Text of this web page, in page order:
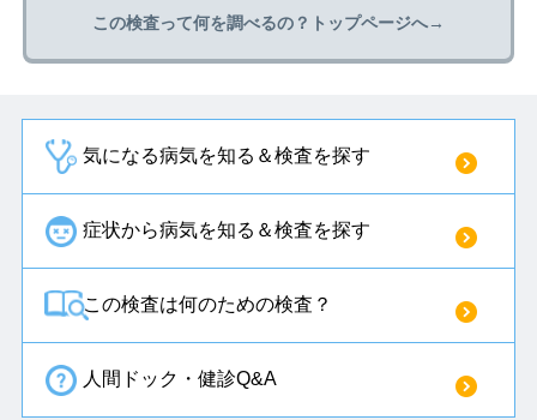
この検査って何を調べるの？トップページへ→
気になる病気を知る＆検査を探す
症状から病気を知る＆検査を探す
この検査は何のための検査？
人間ドック・健診Q&A